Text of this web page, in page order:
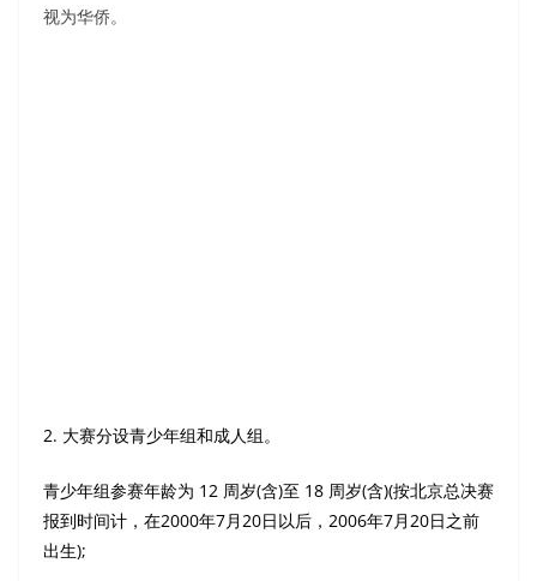
视为华侨。
2. 大赛分设青少年组和成人组。
青少年组参赛年龄为 12 周岁(含)至 18 周岁(含)(按北京总决赛
报到时间计，在2000年7月20日以后，2006年7月20日之前
出生);